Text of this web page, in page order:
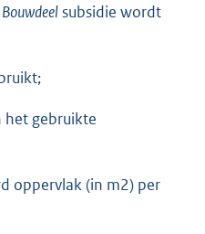
Bouwdeelsubsidie wordt
het gebruikte
oppervlak (in m2) per